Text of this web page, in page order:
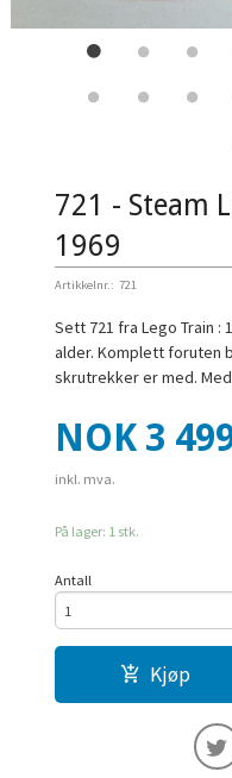
721 - Steam
1969
Artikkelnr.: 721
Sett 721 fra Lego Train
alder. Komplett foruten
skrutrekker er med.
Pris
NOK 3
inkl. mva.
På lager: 1 stk.
Antall
Kjøp